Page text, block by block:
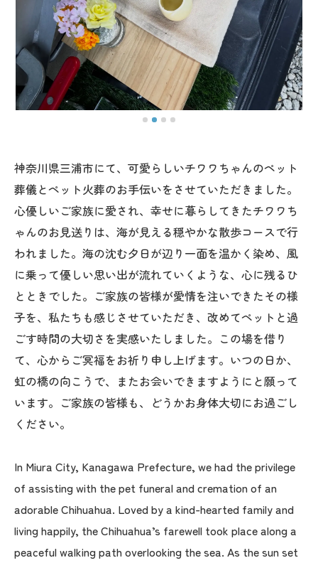
神奈川県三浦市にて、可愛らしいチワワちゃんのペット
葬儀とペット火葬のお手伝いをさせていただきました。
心優しいご家族に愛され、幸せに暮らしてきたチワワち
ゃんのお見送りは、海が見える穏やかな散歩コースで行
われました。海の沈む夕日が辺り一面を温かく染め、風
に乗って優しい思い出が流れていくような、心に残るひ
とときでした。ご家族の皆様が愛情を注いできたその様
子を、私たちも感じさせていただき、改めてペットと過
ごす時間の大切さを実感いたしました。この場を借り
て、心からご冥福をお祈り申し上げます。いつの日か、
虹の橋の向こうで、またお会いできますようにと願って
います。ご家族の皆様も、どうかお身体大切にお過ごし
ください。
In Miura City, Kanagawa Prefecture, we had the privilege
of assisting with the pet funeral and cremation of an
adorable Chihuahua. Loved by a kind-hearted family and
living happily, the Chihuahua’s farewell took place along a
peaceful walking path overlooking the sea. As the sun set